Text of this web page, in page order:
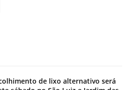
de lixo alternativo será